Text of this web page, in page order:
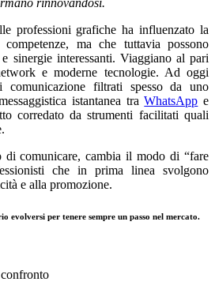
professioni grafiche ha influenzato la
ma che tuttavia possono
sinergie interessanti. Viaggiano al pari
e moderne tecnologie. Ad oggi
comunicazione filtrati spesso da uno
istantanea traWhatsApp e
corredato da strumenti facilitati quali
comunicare, cambia il modo di “fare
che in prima linea svolgono
e alla promozione.
evolversi per tenere sempre un passo nel mercato.